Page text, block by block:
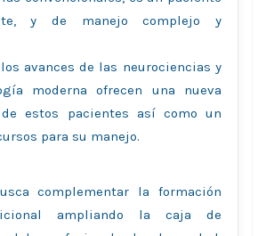
y de manejo complejo y
avances de las neurociencias y
moderna ofrecen una nueva
estos pacientes así como un
para su manejo.
complementar la formación
ampliando la caja de